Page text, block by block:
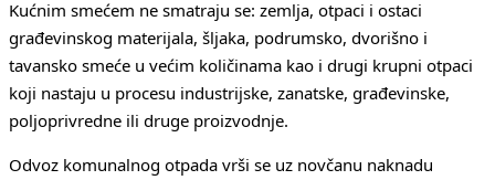
Kućnim smećem ne smatraju se: zemlja, otpaci i ostaci
građevinskog materijala, šljaka, podrumsko, dvorišno i
tavansko smeće u većim količinama kao i drugi krupni otpaci
koji nastaju u procesu industrijske, zanatske, građevinske,
poljoprivredne ili druge proizvodnje.
Odvoz komunalnog otpada vrši se uz novčanu naknadu